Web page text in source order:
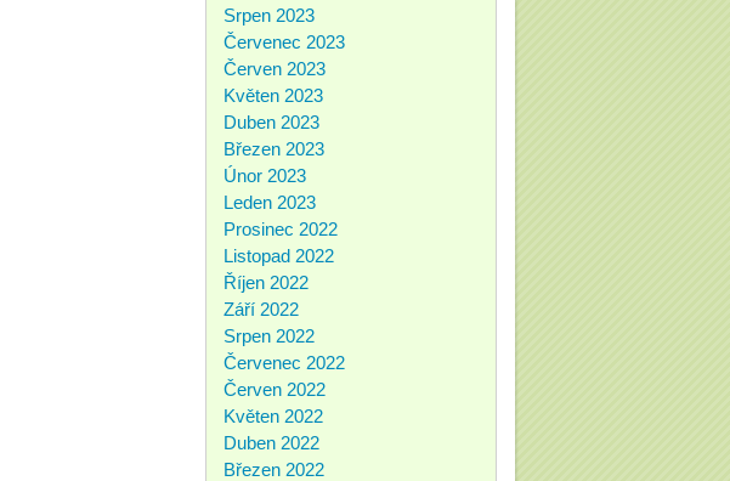
Srpen 2023
Červenec 2023
Červen 2023
Květen 2023
Duben 2023
Březen 2023
Únor 2023
Leden 2023
Prosinec 2022
Listopad 2022
Říjen 2022
Září 2022
Srpen 2022
Červenec 2022
Červen 2022
Květen 2022
Duben 2022
Březen 2022